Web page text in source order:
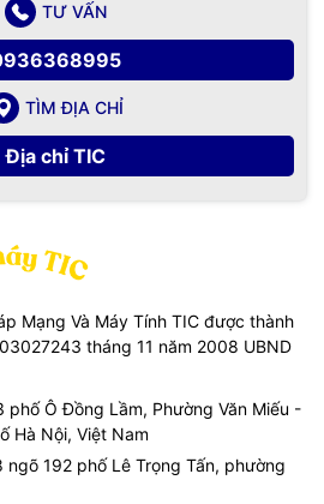
TƯ VẤN
TÌM ĐỊA CHỈ
Địa chỉ TIC
Mạng Và Máy Tính TIC được thành
tháng 11 năm 2008 UBND
phố Ô Đồng Lầm, Phường Văn Miếu -
Hà Nội, Việt Nam
ngõ 192 phố Lê Trọng Tấn, phường